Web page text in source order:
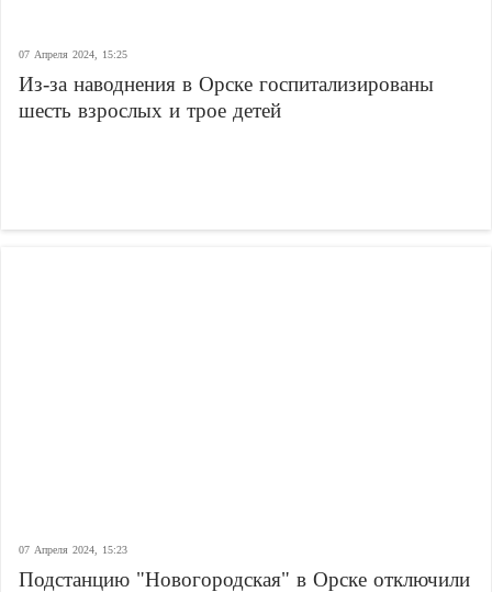
07 Апреля 2024, 15:25
Из-за наводнения в Орске госпитализированы
шесть взрослых и трое детей
07 Апреля 2024, 15:23
Подстанцию "Новогородская" в Орске отключили